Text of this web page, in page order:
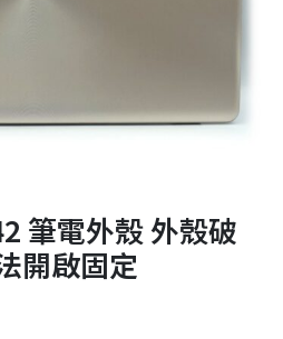
筆電外殼 外殼破
開啟固定